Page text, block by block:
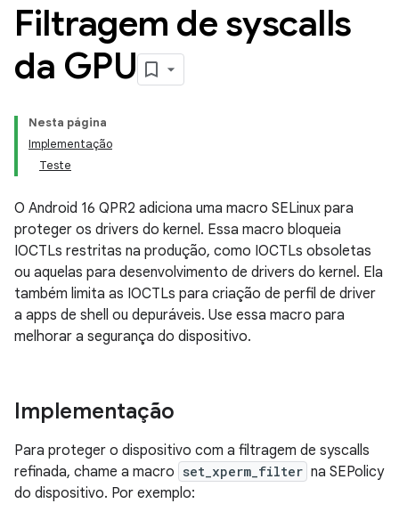
Filtragem de syscalls
da GPU
Nesta página
Implementação
Teste
O Android 16 QPR2 adiciona uma macro SELinux para
proteger os drivers do kernel. Essa macro bloqueia
IOCTLs restritas na produção, como IOCTLs obsoletas
ou aquelas para desenvolvimento de drivers do kernel. Ela
também limita as IOCTLs para criação de perfil de driver
a apps de shell ou depuráveis. Use essa macro para
melhorar a segurança do dispositivo.
Implementação
Para proteger o dispositivo com a filtragem de syscalls
refinada, chame a macro set_xperm_filter na SEPolicy
do dispositivo. Por exemplo: